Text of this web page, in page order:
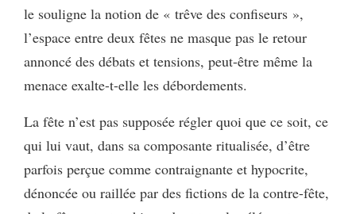
le souligne la notion de « trêve des confiseurs »,
l’espace entre deux fêtes ne masque pas le retour
annoncé des débats et tensions, peut-être même la
menace exalte-t-elle les débordements.
La fête n’est pas supposée régler quoi que ce soit, ce
qui lui vaut, dans sa composante ritualisée, d’être
parfois perçue comme contraignante et hypocrite,
dénoncée ou raillée par des fictions de la contre-fête,